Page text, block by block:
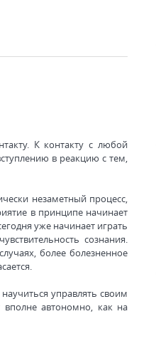
К контакту с любой
в реакцию с тем,
незаметный процесс,
в принципе начинает
уже начинает играть
сознания.
более болезненное
управлять своим
вполне автономно, как на